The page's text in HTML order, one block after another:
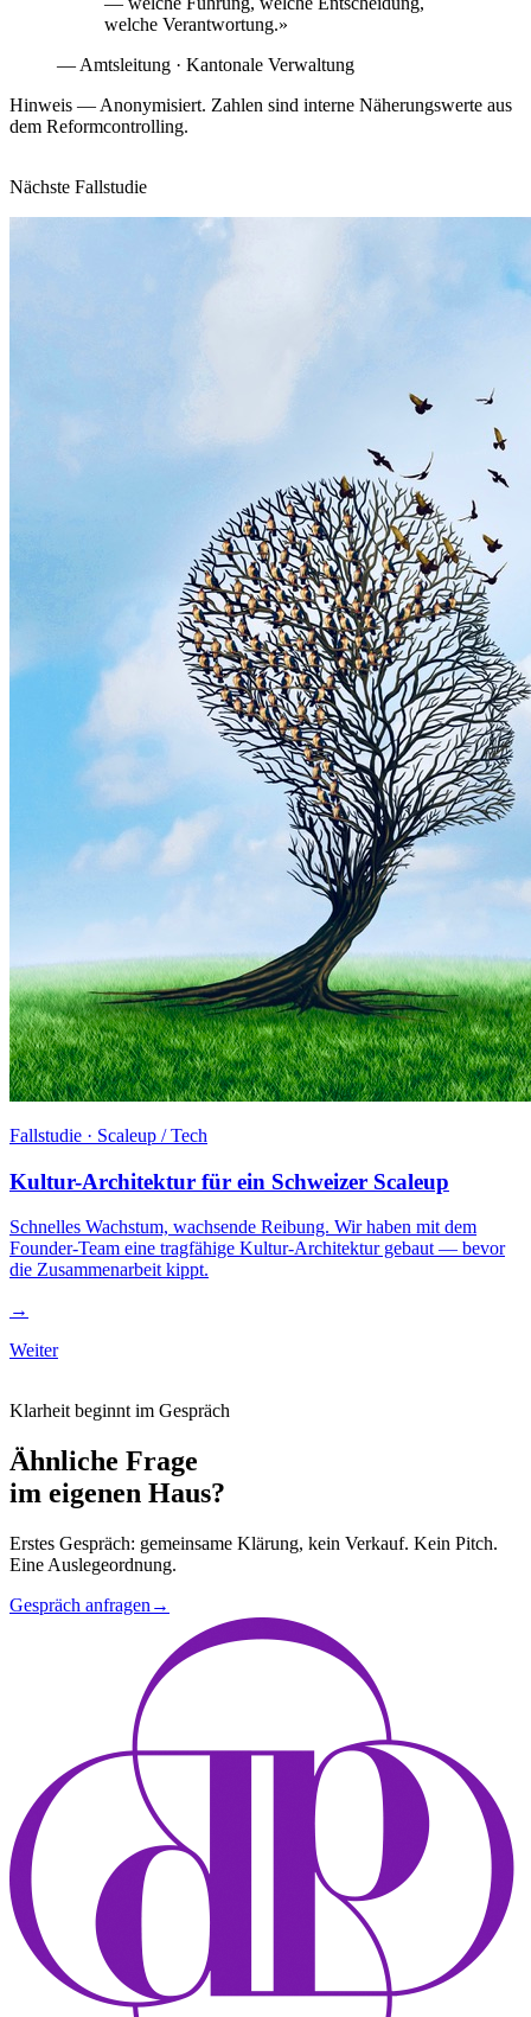
welche Verantwortung.»
— Amtsleitung · Kantonale Verwaltung
Hinweis — Anonymisiert. Zahlen sind interne Näherungswerte aus
dem Reformcontrolling.
Nächste Fallstudie
Fallstudie · Scaleup / Tech
Kultur-Architektur für ein Schweizer Scaleup
Schnelles Wachstum, wachsende Reibung. Wir haben mit dem
Founder-Team eine tragfähige Kultur-Architektur gebaut — bevor
die Zusammenarbeit kippt.
→
Weiter
Klarheit beginnt im Gespräch
Ähnliche Frage
im eigenen Haus?
Erstes Gespräch: gemeinsame Klärung, kein Verkauf. Kein Pitch.
Eine Auslegeordnung.
Gespräch anfragen →